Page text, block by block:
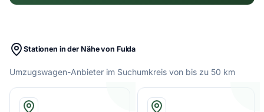
Stationen in der Nähe von Fulda
Umzugswagen-Anbieter im Suchumkreis von bis zu 50 km